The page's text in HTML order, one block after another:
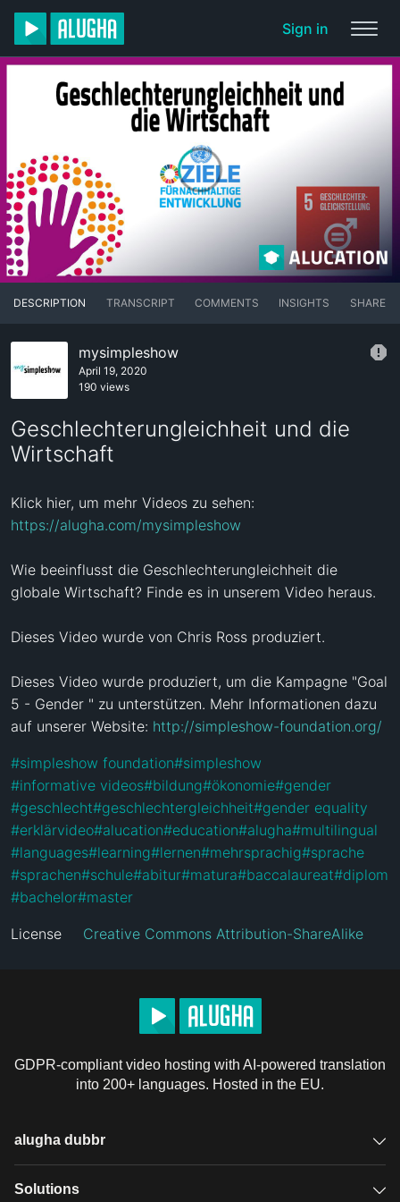
Sign in
DESCRIPTION TRANSCRIPT COMMENTS INSIGHTS SHARE
mysimpleshow
April 19, 2020
190 views
Geschlechterungleichheit und die
Wirtschaft
https://alugha.com/mysimpleshow
Wie beeinflusst die Geschlechterungleichheit die
globale Wirtschaft? Finde es in unserem Video heraus.
Dieses Video wurde von Chris Ross produziert.
Dieses Video wurde produziert, um die Kampagne "Goal
5 - Gender " zu unterstützen. Mehr Informationen dazu
auf unserer Website: http://simpleshow-foundation.org/
#simpleshow foundation#simpleshow
#informative videos#bildung#ökonomie#gender
#geschlecht#geschlechtergleichheit#gender equality
#erklärvideo#alucation#education#alugha#multilingual
#languages#learning#lernen#mehrsprachig#sprache
#sprachen#schule#abitur#matura#baccalaureat#diplom
#bachelor#master
License Creative Commons Attribution-ShareAlike
GDPR-compliant video hosting with AI-powered translation
into 200+ languages. Hosted in the EU.
alugha dubbr
Overview
Solutions